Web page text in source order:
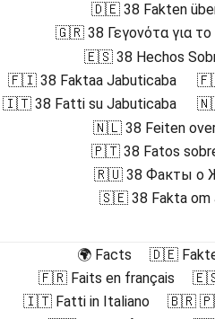
🇩🇪 38 Fakten
🇬🇷 38 Γεγονότα για
🇪🇸 38 Hechos
🇫🇮 38 Faktaa Jabuticaba
🇮🇹 38 Fatti su Jabuticaba
🇳🇱 38 Feiten
🇵🇹 38 Fatos
🇷🇺 38 Факты о
🇸🇪 38 Fakta om
🌍 Facts
🇩🇪
🇫🇷 Faits en français
🇪🇸
🇮🇹 Fatti in Italiano
🇧🇷 🇵🇹